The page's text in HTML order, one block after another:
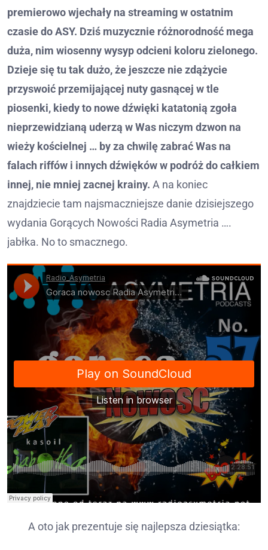
premierowo wjechały na streaming w ostatnim
czasie do ASY. Dziś muzycznie różnorodność mega
duża, nim wiosenny wysyp odcieni koloru zielonego.
Dzieje się tu tak dużo, że jeszcze nie zdążycie
przyswoić przemijającej nuty gasnącej w tle
piosenki, kiedy to nowe dźwięki katatonią zgoła
nieprzewidzianą uderzą w Was niczym dzwon na
wieży kościelnej … by za chwilę zabrać Was na
falach riffów i innych dźwięków w podróż do całkiem
innej, nie mniej zacnej krainy. A na koniec
znajdziecie tam najsmaczniejsze danie dzisiejszego
wydania Gorących Nowości Radia Asymetria ….
jabłka. No to smacznego.
A oto jak prezentuje się najlepsza dziesiątka: